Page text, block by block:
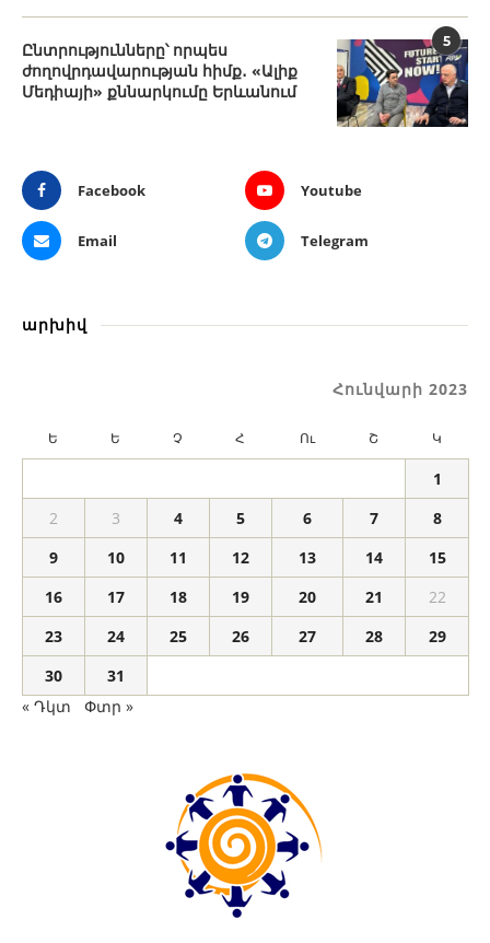
5
Ընտրությունները՝ որպես
ժողովրդավարության հիմք․ «Ալիք
Մեդիայի» քննարկումը Երևանում
Facebook Youtube
Email Telegram
արխիվ
Հունվարի 2023
Ե Ե Չ Հ Ու Շ Կ
1
2
3 4 5 6 7
8
9
10 11 12 13 14
15
16
17 18 19 20 21
22
23
24 25 26 27 28
29
30
31
« Դկտ
Փտր »